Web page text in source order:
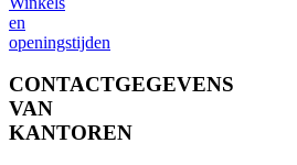
en
openingstijden
CONTACTGEGEVENS
VAN
KANTOREN